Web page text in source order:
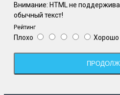
Внимание: HTML не
обычный текст!
Рейтинг
Плохо Хорошо